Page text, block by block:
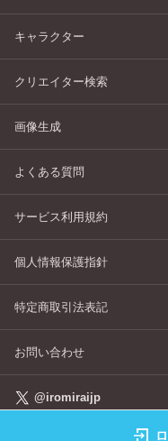
キャラクター
クリエイター検索
画像生成
よくある質問
サービス利用規約
個人情報保護指針
特定商取引法表記
お問い合わせ
@iromiraijp